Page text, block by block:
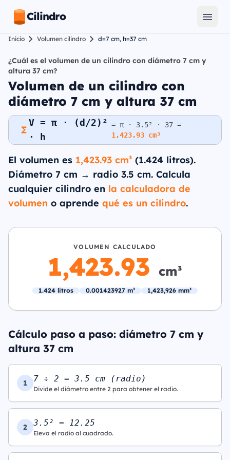
Cilindro
Inicio Volumen cilindro d=7 cm, h=37 cm
¿Cuál es el volumen de un cilindro con diámetro 7 cm y
altura 37 cm?
Volumen de un cilindro con
diámetro 7 cm y altura 37 cm
V = π · (d/2)²
· h
= π · 3.5² · 37 =
1,423.93 cm³
El volumen es 1,423.93 cm³ (1.424 litros).
Diámetro 7 cm → radio 3.5 cm. Calcula
cualquier cilindro en la calculadora de
volumen o aprende qué es un cilindro.
VOLUMEN CALCULADO
1,423.93 cm³
1.424 litros 0.001423927 m³ 1,423,926 mm³
Cálculo paso a paso: diámetro 7 cm y
altura 37 cm
1 7 ÷ 2 = 3.5 cm (radio)
Divide el diámetro entre 2 para obtener el radio.
2 3.5² = 12.25
Eleva el radio al cuadrado.